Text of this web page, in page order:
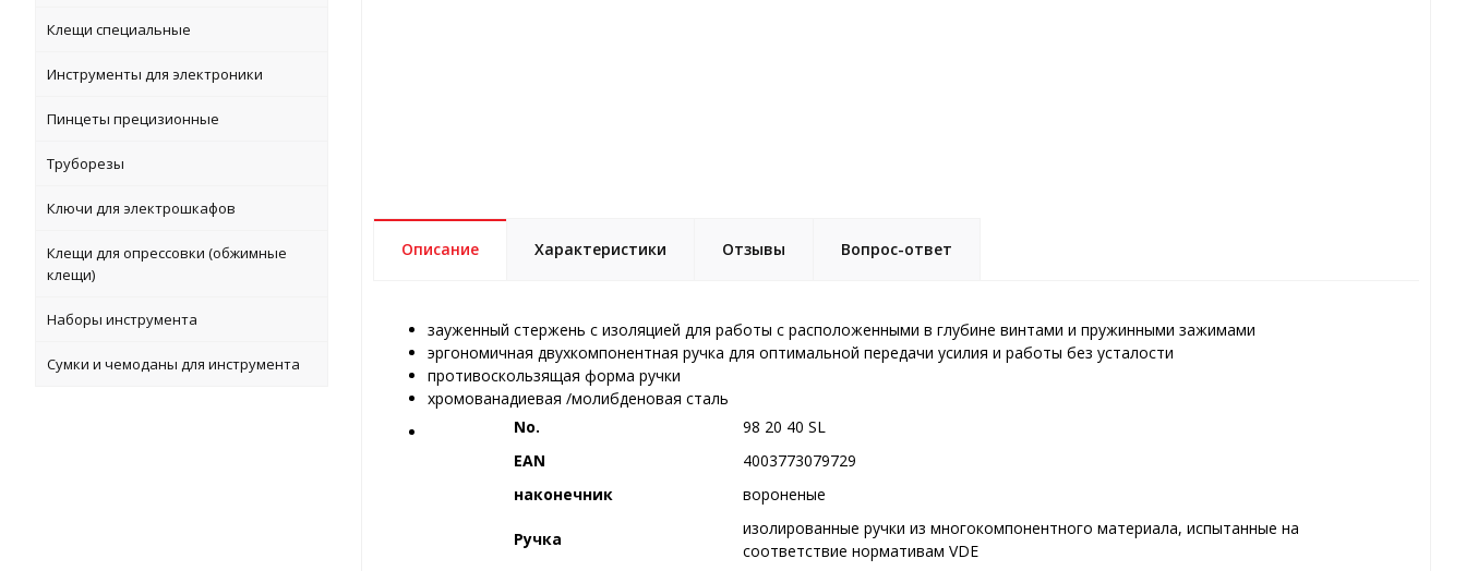
Клещи специальные
Инструменты для электроники
Пинцеты прецизионные
Труборезы
Ключи для электрошкафов
Клещи для опрессовки (обжимные
клещи)
Наборы инструмента
Сумки и чемоданы для инструмента
Описание Характеристики Отзывы Вопрос-ответ
зауженный стержень с изоляцией для работы с расположенными в глубине винтами и пружинными зажимами
эргономичная двухкомпонентная ручка для оптимальной передачи усилия и работы без усталости
противоскользящая форма ручки
хромованадиевая /молибденовая сталь
No.
98 20 40 SL
EAN
4003773079729
наконечник
вороненые
Ручка
изолированные ручки из многокомпонентного материала, испытанные на
соответствие нормативам VDE